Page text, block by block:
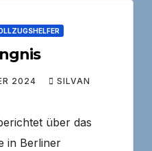
2024 SILVAN
über das
in Berliner